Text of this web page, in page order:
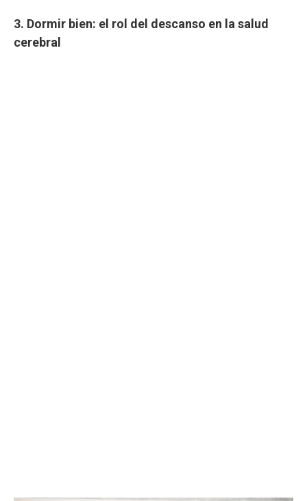
3. Dormir bien: el rol del descanso en la salud
cerebral